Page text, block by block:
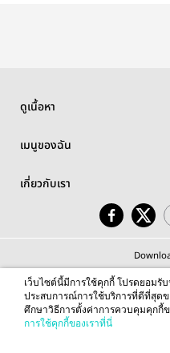
ดูเนื้อหา
เมนูของฉัน
เกี่ยวกับเรา
© 2026 readAwrite.com by
This site is protected by reCAPTCHA and
เว็บไซต์นี้มีการใช้คุกกี้ โปรดยอมรั
ประสบการณ์การใช้บริการที่ดีที่สุด
ศึกษาวิธีการตั้งค่าการควบคุมคุกกี้
การใช้คุกกี้ของเราที่นี่